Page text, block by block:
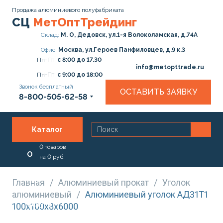
Продажа алюминиевого полуфабриката
СЦ МетОптТрейдинг
Склад: М. О, Дедовск, ул.1-я Волоколамская, д.74А
Офис: Москва, ул.Героев Панфиловцев, д.9 к.3
Пн-Пт: с 8:00 до 17.30
Пн-Пт: с 9:00 до 18:00
info@metopttrade.ru
Звонок бесплатный
8-800-505-62-58
ОСТАВИТЬ ЗАЯВКУ
Каталог
О
нас
Услуги
0 товаров
на 0 руб.
Главная / Алюминиевый прокат / Уголок
алюминиевый / Алюминиевый уголок АД31Т1
100х100х8х6000